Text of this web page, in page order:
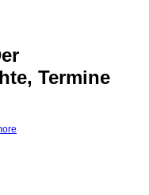
Termine